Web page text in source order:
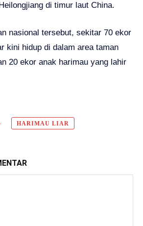
di timur laut China.
nasional tersebut, sekitar 70 ekor
kini hidup di dalam area taman
20 ekor anak harimau yang lahir
HARIMAU LIAR